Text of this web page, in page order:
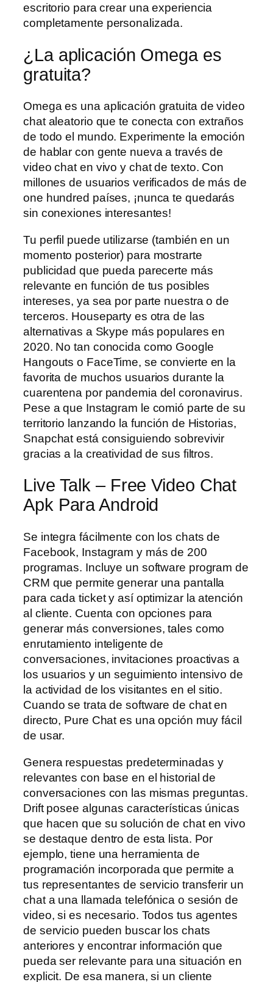
escritorio para crear una experiencia
completamente personalizada.
¿La aplicación Omega es
gratuita?
Omega es una aplicación gratuita de video
chat aleatorio que te conecta con extraños
de todo el mundo. Experimente la emoción
de hablar con gente nueva a través de
video chat en vivo y chat de texto. Con
millones de usuarios verificados de más de
one hundred países, ¡nunca te quedarás
sin conexiones interesantes!
Tu perfil puede utilizarse (también en un
momento posterior) para mostrarte
publicidad que pueda parecerte más
relevante en función de tus posibles
intereses, ya sea por parte nuestra o de
terceros. Houseparty es otra de las
alternativas a Skype más populares en
2020. No tan conocida como Google
Hangouts o FaceTime, se convierte en la
favorita de muchos usuarios durante la
cuarentena por pandemia del coronavirus.
Pese a que Instagram le comió parte de su
territorio lanzando la función de Historias,
Snapchat está consiguiendo sobrevivir
gracias a la creatividad de sus filtros.
Live Talk – Free Video Chat
Apk Para Android
Se integra fácilmente con los chats de
Facebook, Instagram y más de 200
programas. Incluye un software program de
CRM que permite generar una pantalla
para cada ticket y así optimizar la atención
al cliente. Cuenta con opciones para
generar más conversiones, tales como
enrutamiento inteligente de
conversaciones, invitaciones proactivas a
los usuarios y un seguimiento intensivo de
la actividad de los visitantes en el sitio.
Cuando se trata de software de chat en
directo, Pure Chat es una opción muy fácil
de usar.
Genera respuestas predeterminadas y
relevantes con base en el historial de
conversaciones con las mismas preguntas.
Drift posee algunas características únicas
que hacen que su solución de chat en vivo
se destaque dentro de esta lista. Por
ejemplo, tiene una herramienta de
programación incorporada que permite a
tus representantes de servicio transferir un
chat a una llamada telefónica o sesión de
video, si es necesario. Todos tus agentes
de servicio pueden buscar los chats
anteriores y encontrar información que
pueda ser relevante para una situación en
explicit. De esa manera, si un cliente